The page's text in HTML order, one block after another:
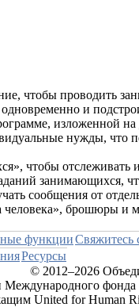
функцииСвяжитесь
Ресурсы
© 2012–2026
фонда
United for Human